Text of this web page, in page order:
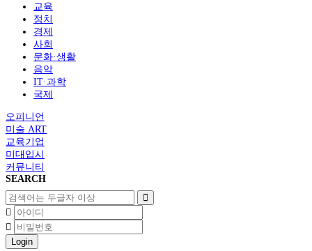
교육
정치
경제
사회
문화·생활
음악
IT·과학
국제
오피니언
미술 ART
교육기업
미대입시
커뮤니티
SEARCH
Login